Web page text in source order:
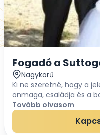
Fogadó a
Nagykörű
Ki ne szeretné, hogy a
önmaga, családja és a
születésnapról,
házassági évfordulóról
Tovább olvasom